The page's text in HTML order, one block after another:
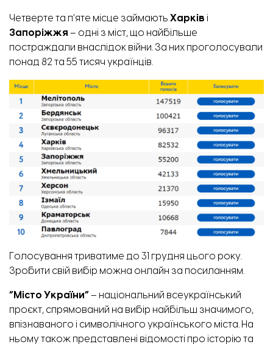
Четверте та п’яте місце займають Харків і
Запоріжжя – одні з міст, що найбільше
постраждали внаслідок війни. За них проголосували
понад 82 та 55 тисяч українців.
Голосування триватиме до 31 грудня цього року.
Зробити свій вибір можна онлайн за посиланням.
“Місто України” – національний всеукраїнський
проєкт, спрямований на вибір найбільш значимого,
впізнаваного і символічного українського міста. На
ньому також представлені відомості про історію та